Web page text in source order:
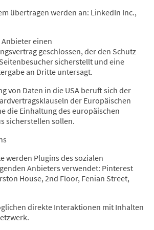
übertragen werden an: LinkedIn Inc.,
einen
geschlossen, der den Schutz
sicherstellt und eine
an Dritte untersagt.
von Daten in die USA beruft sich der
der Europäischen
die Einhaltung des europäischen
sicherstellen sollen.
werden Plugins des sozialen
Anbieters verwendet: Pinterest
House, 2nd Floor, Fenian Street,
direkte Interaktionen mit Inhalten